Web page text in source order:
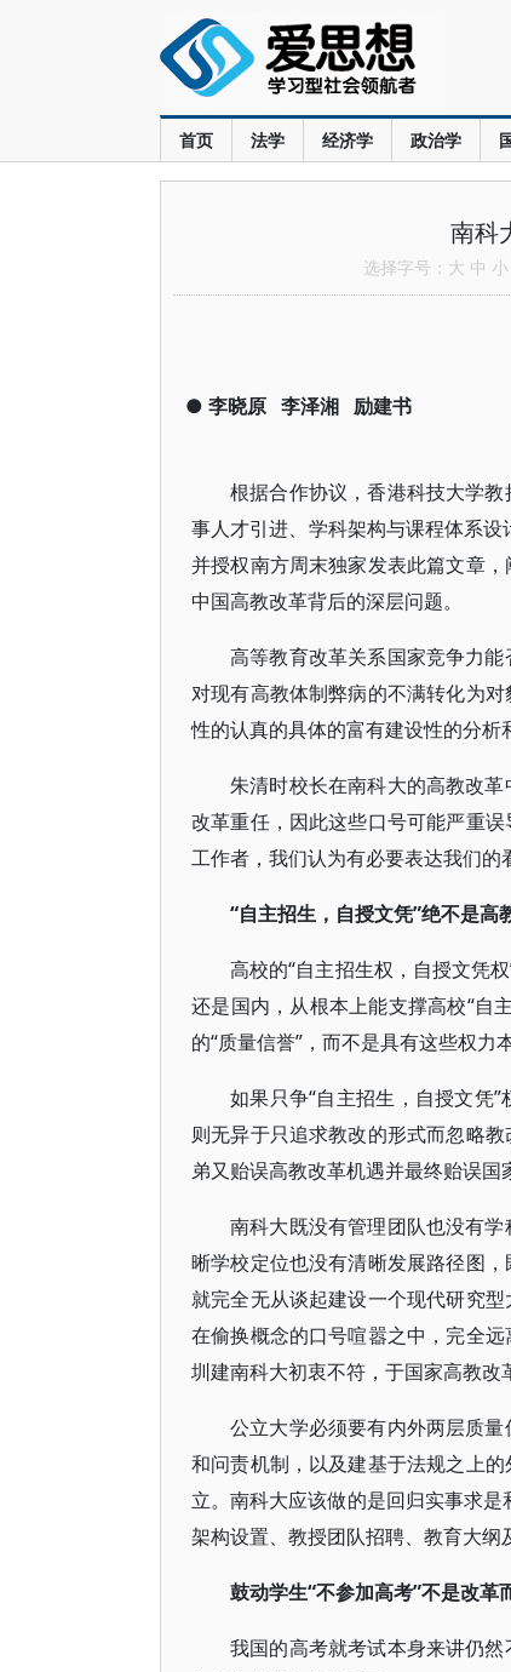
首页 法学 经济学 政治学
南科
选择字号： 大 中 小
● 李晓原 李泽湘 励建书
根据合作协议，香港科技大学
事人才引进、学科架构与课程体系
并授权南方周末独家发表此篇文章
中国高教改革背后的深层问题。
高等教育改革关系国家竞争力
对现有高教体制弊病的不满转化为
性的认真的具体的富有建设性的分析
朱清时校长在南科大的高教改
改革重任，因此这些口号可能严重
工作者，我们认为有必要表达我们的
“自主招生，自授文凭”绝不是高
高校的“自主招生权，自授文凭
还是国内，从根本上能支撑高校“自
的“质量信誉”，而不是具有这些权力本
如果只争“自主招生，自授文凭
则无异于只追求教改的形式而忽略
弟又贻误高教改革机遇并最终贻误国
南科大既没有管理团队也没有
晰学校定位也没有清晰发展路径图
就完全无从谈起建设一个现代研究
在偷换概念的口号喧嚣之中，完全
圳建南科大初衷不符，于国家高教改
公立大学必须要有内外两层质
和问责机制，以及建基于法规之上
立。南科大应该做的是回归实事求
架构设置、教授团队招聘、教育大纲
鼓动学生“不参加高考”不是改革
我国的高考就考试本身来讲仍